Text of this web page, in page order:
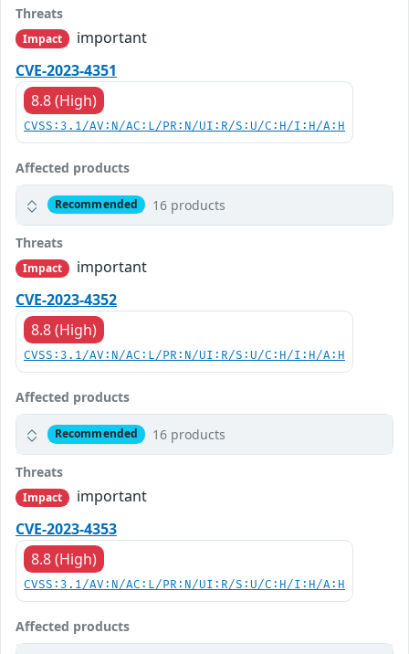
Threats
Impact
important
CVE-2023-4351
8.8 (High)
CVSS:3.1/AV:N/AC:L/PR:N/UI:R/S:U/C:H/I:H/A:H
Affected products
Recommended 16 products
Threats
Impact
important
CVE-2023-4352
8.8 (High)
CVSS:3.1/AV:N/AC:L/PR:N/UI:R/S:U/C:H/I:H/A:H
Affected products
Recommended 16 products
Threats
Impact
important
CVE-2023-4353
8.8 (High)
CVSS:3.1/AV:N/AC:L/PR:N/UI:R/S:U/C:H/I:H/A:H
Affected products